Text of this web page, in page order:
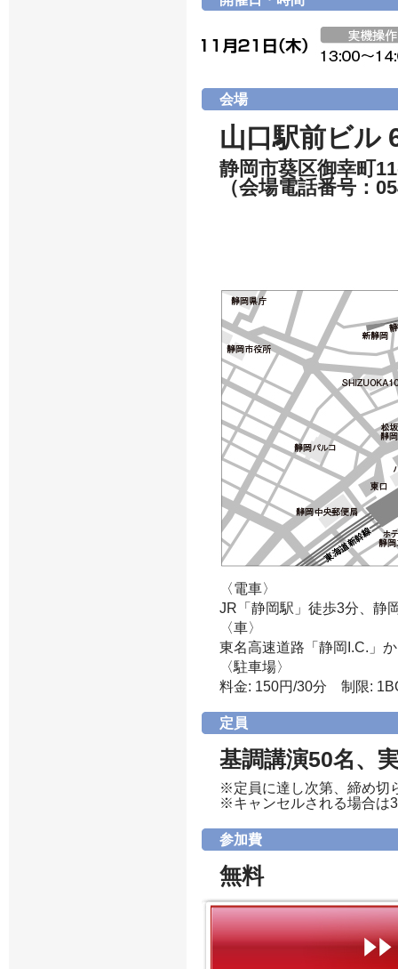
会場
山口駅前ビル
静岡市葵区御幸町
（会場電話番号：
〈電車〉
JR「静岡駅」徒歩3分、静
〈車〉
東名高速道路「静岡I.C.」
〈駐車場〉
料金: 150円/30分 制限:
定員
基調講演50名、
※定員に達し次第、締め切
※キャンセルされる場合は
参加費
無料